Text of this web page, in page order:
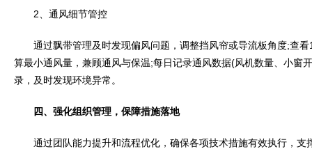
2、通风细节管控
通过飘带管理及时发现偏风问题，调整挡风帘或导流板角度;查看
算最小通风量，兼顾通风与保温;每日记录通风数据(风机数量、小窗
录，及时发现环境异常。
四、强化组织管理，保障措施落地
通过团队能力提升和流程优化，确保各项技术措施有效执行，支